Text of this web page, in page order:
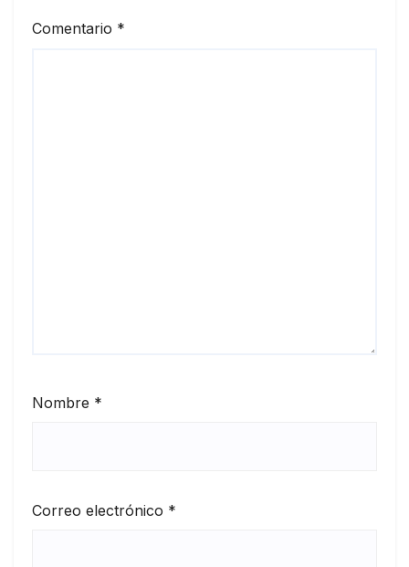
Comentario *
Nombre *
Correo electrónico *